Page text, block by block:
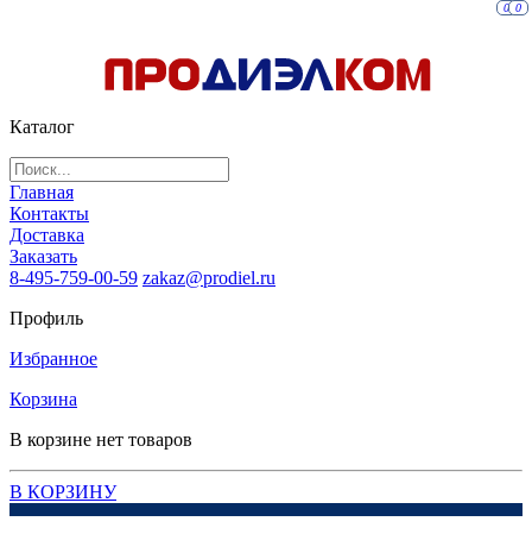
Каталог
Главная
Контакты
Доставка
Заказать
8-495-759-00-59 zakaz@prodiel.ru
Профиль
Избранное
0
Корзина
0
В корзине нет товаров
В КОРЗИНУ